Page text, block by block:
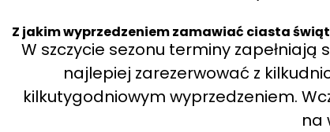
Z jakim wyprzedzeniem zamawiać ciasta
W szczycie sezonu terminy
najlepiej zarezerwować z
kilkutygodniowym wyprzedzeniem.
na